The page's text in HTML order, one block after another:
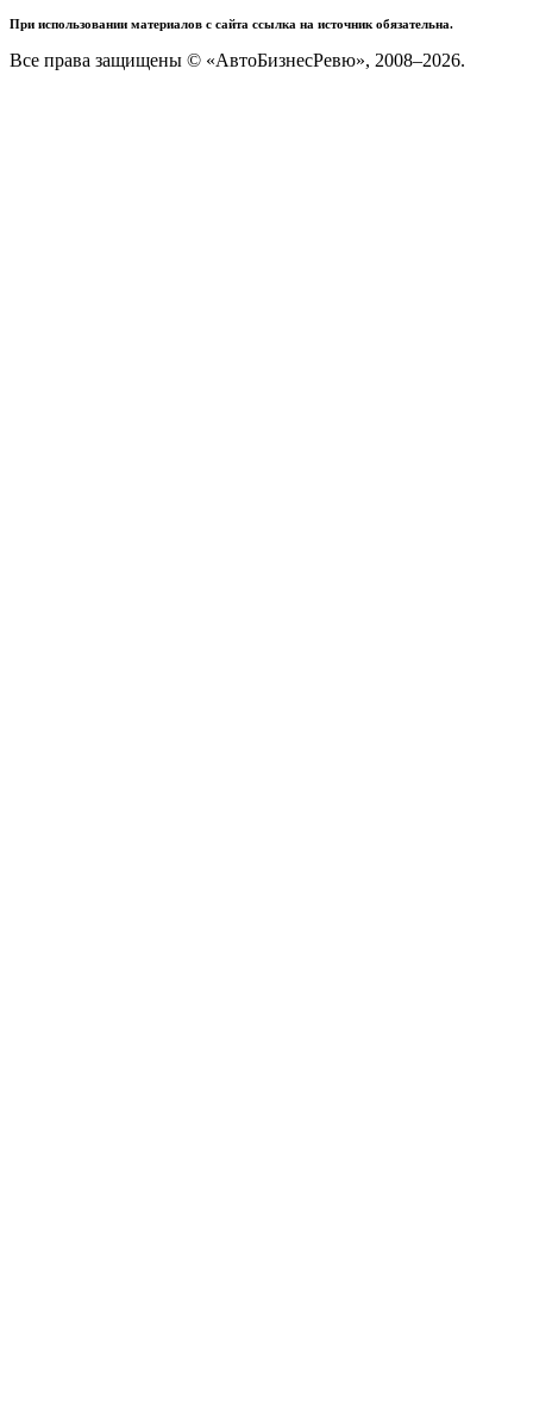
При использовании материалов с сайта ссылка на источник обязательна.
Все права защищены © «АвтоБизнесРевю», 2008–2026.